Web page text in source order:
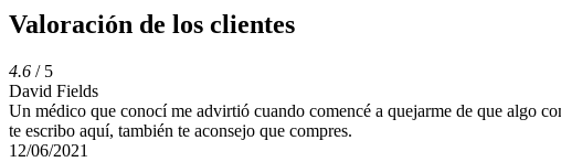
Valoración de los clientes
4.6 / 5
David Fields
Un médico que conocí me advirtió cuando comencé a quejarme de que algo
te escribo aquí, también te aconsejo que compres.
12/06/2021